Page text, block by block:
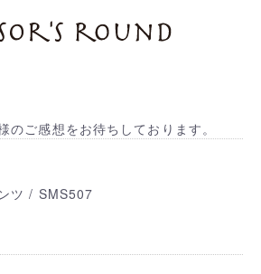
ラウンド
のご感想をお待ちしております。
ツ / SMS507